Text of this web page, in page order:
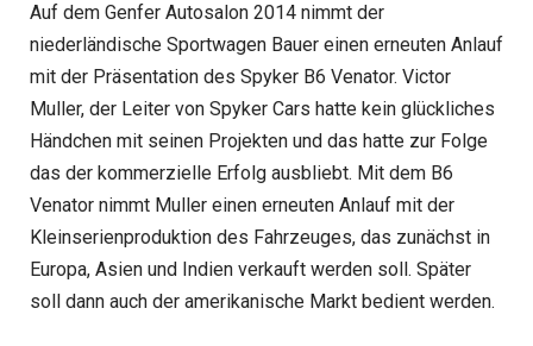
Auf dem Genfer Autosalon 2014 nimmt der
niederländische Sportwagen Bauer einen erneuten Anlauf
mit der Präsentation des Spyker B6 Venator. Victor
Muller, der Leiter von Spyker Cars hatte kein glückliches
Händchen mit seinen Projekten und das hatte zur Folge
das der kommerzielle Erfolg ausbliebt. Mit dem B6
Venator nimmt Muller einen erneuten Anlauf mit der
Kleinserienproduktion des Fahrzeuges, das zunächst in
Europa, Asien und Indien verkauft werden soll. Später
soll dann auch der amerikanische Markt bedient werden.